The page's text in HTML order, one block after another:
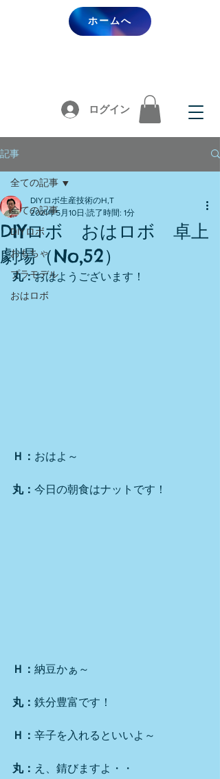
ログイン
ホームへ
記事
全ての記事
DIYロボ
おもちゃ
プラモデル
おはロボ
全ての記事
DIYロボ おはロボ 卓上
劇場（No,52）
DIYロボ生産技術のH,T
2021年5月10日 読了時間: 1分
丸：おはようございます！
Ｈ： おはよ～
丸： 今日の朝食はナットです！
Ｈ： 納豆かぁ～
丸： 鉄分豊富です！
Ｈ： 辛子を入れるといいよ～
丸： え、錆びますよ・・